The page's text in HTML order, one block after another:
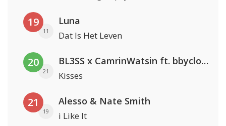
19
11
Luna
Dat Is Het Leven
20
21
BL3SS x CamrinWatsin ft. bbyclose
Kisses
21
19
Alesso & Nate Smith
i Like It